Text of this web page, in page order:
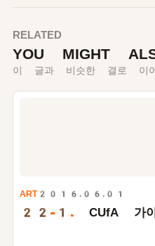
RELATED
YOU MIGHT
이 글과 비슷한 결로 이
ART2016.06.01
22-1. CUfA 가